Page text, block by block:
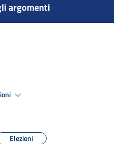
argomenti
Elezioni